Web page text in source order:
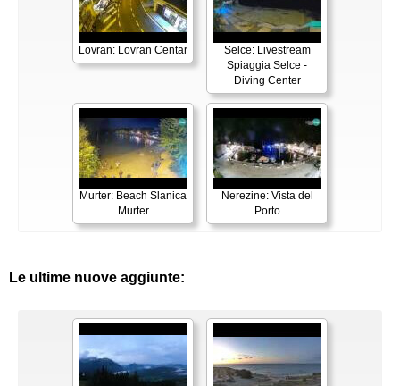
Lovran: Lovran Centar
Selce: Livestream
Spiaggia Selce -
Diving Center
Murter: Beach Slanica
Murter
Nerezine: Vista del
Porto
Le ultime nuove aggiunte: